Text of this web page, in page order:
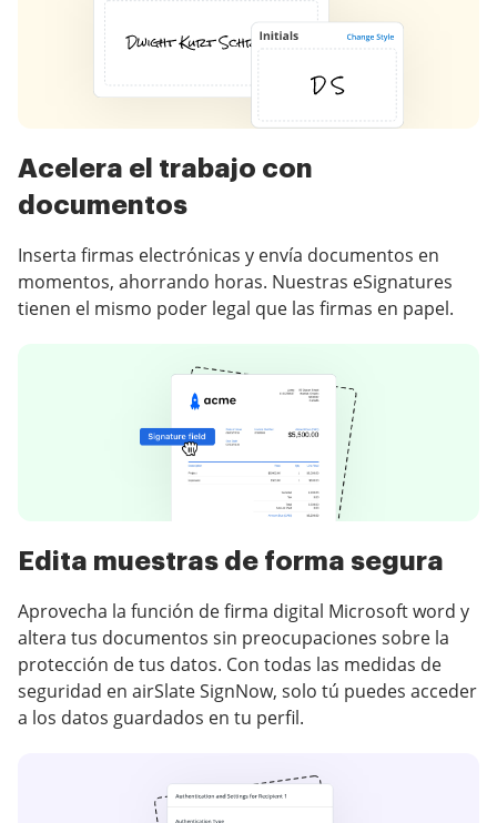
Acelera el trabajo con
documentos
Inserta firmas electrónicas y envía documentos en
momentos, ahorrando horas. Nuestras eSignatures
tienen el mismo poder legal que las firmas en papel.
Edita muestras de forma segura
Aprovecha la función de firma digital Microsoft word y
altera tus documentos sin preocupaciones sobre la
protección de tus datos. Con todas las medidas de
seguridad en airSlate SignNow, solo tú puedes acceder
a los datos guardados en tu perfil.